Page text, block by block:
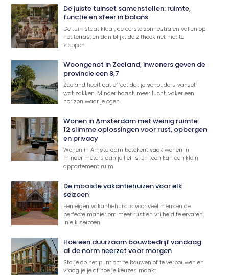
De juiste tuinset samenstellen: ruimte,
functie en sfeer in balans
De tuin staat klaar, de eerste zonnestralen vallen op
het terras, en dan blijkt de zithoek net niet te
kloppen.
Woongenot in Zeeland, inwoners geven de
provincie een 8,7
Zeeland heeft dat effect dat je schouders vanzelf
wat zakken. Minder haast, meer lucht, vaker een
horizon waar je ogen
Wonen in Amsterdam met weinig ruimte:
12 slimme oplossingen voor rust, opbergen
en privacy
Wonen in Amsterdam betekent vaak wonen in
minder meters dan je lief is. En toch kan een klein
appartement ruim
De mooiste vakantiehuizen voor elk
seizoen
Een eigen vakantiehuis is voor veel mensen de
perfecte manier om meer rust en vrijheid te ervaren.
In elk seizoen
Hoe een duurzaam bouwbedrijf vandaag
al de norm neerzet voor morgen
Sta je op het punt om te bouwen of te verbouwen en
vraag je je af hoe je keuzes maakt